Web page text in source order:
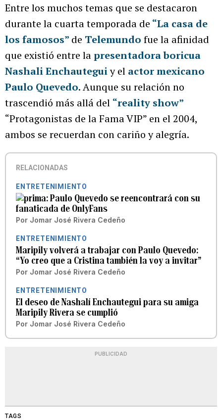
Entre los muchos temas que se destacaron
durante la cuarta temporada de “La casa de
los famosos” de Telemundo fue la afinidad
que existió entre lapresentadora boricua
Nashali Enchauteguiy el actor mexicano
Paulo Quevedo. Aunque su relación no
trascendió más allá del “reality show”
“Protagonistas de la Fama VIP” en el 2004,
ambos se recuerdan con cariño y alegría.
RELACIONADAS
ENTRETENIMIENTO
Paulo Quevedo se reencontrará con su
fanaticada de OnlyFans
Por Jomar José Rivera Cedeño
ENTRETENIMIENTO
Maripily volverá a trabajar con Paulo Quevedo:
“Yo creo que a Cristina también la voy a invitar”
Por Jomar José Rivera Cedeño
ENTRETENIMIENTO
El deseo de Nashalí Enchautegui para su amiga
Maripily Rivera se cumplió
Por Jomar José Rivera Cedeño
PUBLICIDAD
TAGS